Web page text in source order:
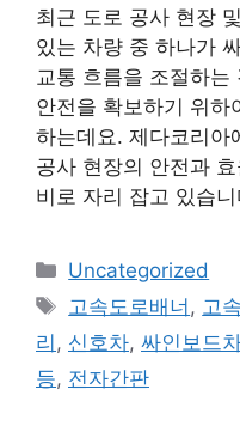
최근 도로 공사 현장
있는 차량 중 하나가
교통 흐름을 조절하는
안전을 확보하기 위하
하는데요. 제다코리아
공사 현장의 안전과
비로 자리 잡고 있습
Categories
Uncategorized
Tags
고속도로배너 , 고
리 , 신호차, 싸인보드
등, 전자간판